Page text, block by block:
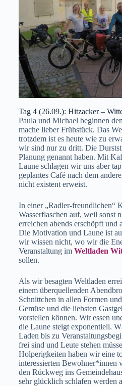
Tag 4 (26.09.): Hitzacker –
Paula und Michael beginnen
mache lieber Frühstück. Das
trotzdem ist es heute wie zu
wir sind nur zu dritt. Die
Planung genannt haben. Mit
Laune schlagen wir uns aber
geplantes Café nach dem
nicht existent erweist.
In einer „Radler-freundlichen“
Wasserflaschen auf, weil sonst
erreichen abends erschöpft und
Die Motivation und Laune ist
wir wissen nicht, wo wir die
Veranstaltung im Weltladen
sollen.
Als wir besagten Weltladen
einem überquellenden
Schnittchen in allen Formen
Gemüse und die liebsten
vorstellen können. Wir essen
die Laune steigt exponentiell.
Laden bis zu
frei sind und Leute stehen
Holperigkeiten haben wir eine
interessierten Bewohner*innen
den Rückweg ins
sehr glücklich schlafen werden